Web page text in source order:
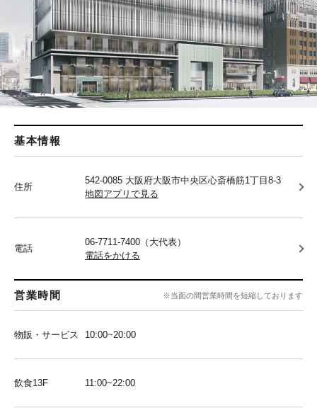
基本情報
住所
542-0085 大阪府大阪市中央区心斎橋筋1丁目8-3
地図アプリで見る
電話
06-7711-7400（大代表）
電話をかける
営業時間 ※当面の間営業時間を短縮しております
物販・サービス 10:00~20:00
飲食13F 11:00~22:00